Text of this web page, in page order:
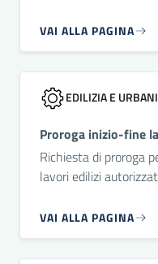
VAI ALLA PAGINA
EDILIZIA E
Proroga inizio-fine
Richiesta di proroga
lavori edilizi
VAI ALLA PAGINA